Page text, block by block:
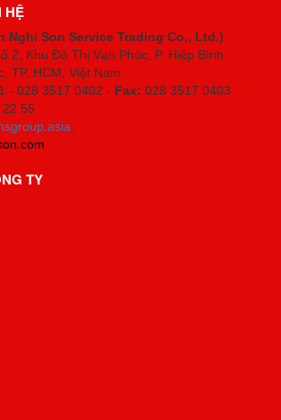
HỆ
Nghi Son Service Trading Co., Ltd.)
2, Khu Đô Thị Vạn Phúc, P. Hiệp Bình
TP. HCM , Việt Nam
- 028 3517 0402 - Fax: 028 3517 0403
22 55
;
TY